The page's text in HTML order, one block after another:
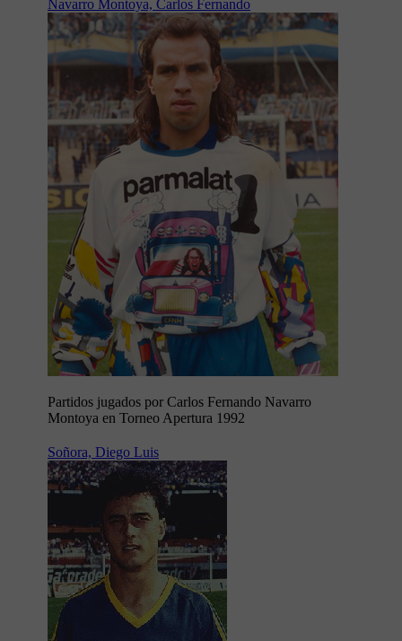
Navarro Montoya, Carlos Fernando
Partidos jugados por Carlos Fernando Navarro
Montoya en Torneo Apertura 1992
Soñora, Diego Luis